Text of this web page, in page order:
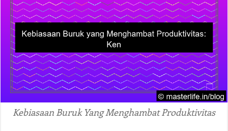
Kebiasaan Buruk Yang Menghambat Produktivitas